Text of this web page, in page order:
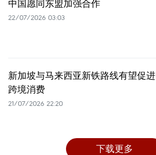
中国愿同东盟加强合作
22/07/2026 03:03
新加坡与马来西亚新铁路线有望促进
跨境消费
21/07/2026 22:20
下载更多